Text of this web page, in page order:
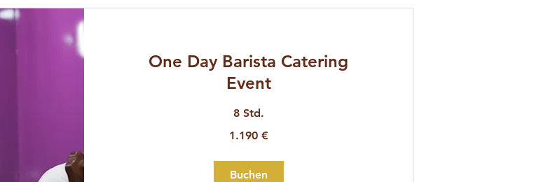
One Day Barista Catering
Event
8 Std.
1.190 €
Buchen